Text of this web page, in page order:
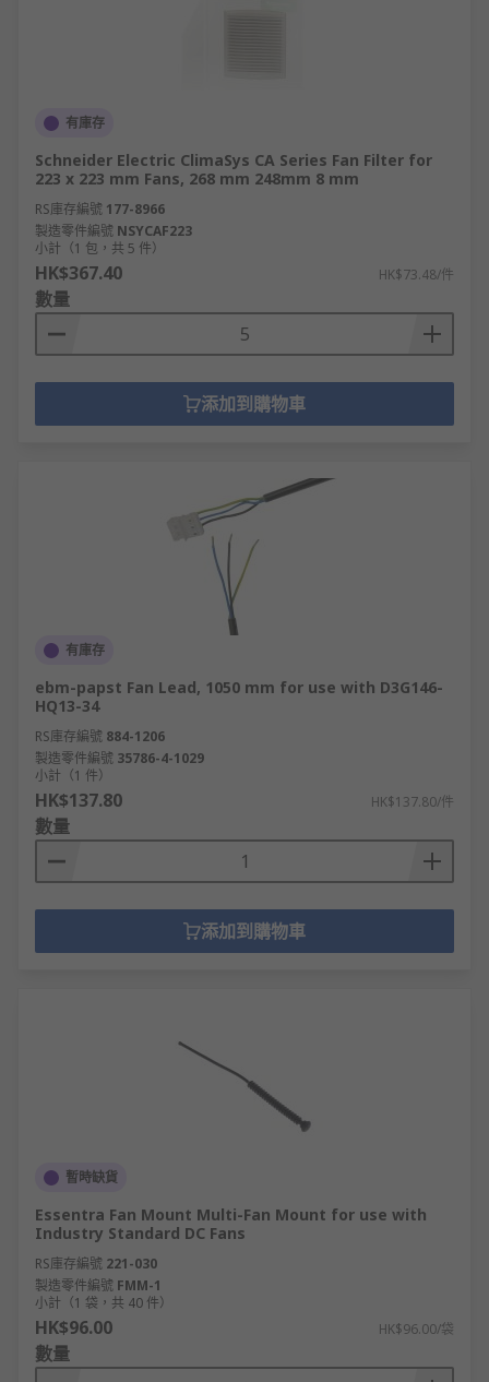
有庫存
Schneider Electric ClimaSys CA Series Fan Filter for
223 x 223 mm Fans, 268 mm 248mm 8 mm
RS庫存編號 177-8966
製造零件編號 NSYCAF223
小計（1 包，共 5 件）
HK$367.40 HK$73.48/件
數量
添加到購物車
有庫存
ebm-papst Fan Lead, 1050 mm for use with D3G146-
HQ13-34
RS庫存編號 884-1206
製造零件編號 35786-4-1029
小計（1 件）
HK$137.80 HK$137.80/件
數量
添加到購物車
暫時缺貨
Essentra Fan Mount Multi-Fan Mount for use with
Industry Standard DC Fans
RS庫存編號 221-030
製造零件編號 FMM-1
小計（1 袋，共 40 件）
HK$96.00 HK$96.00/袋
數量